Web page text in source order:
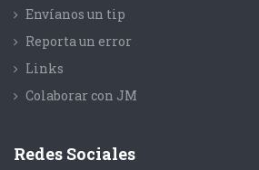
Envíanos un tip
Reporta un error
Links
Colaborar con JM
Redes Sociales